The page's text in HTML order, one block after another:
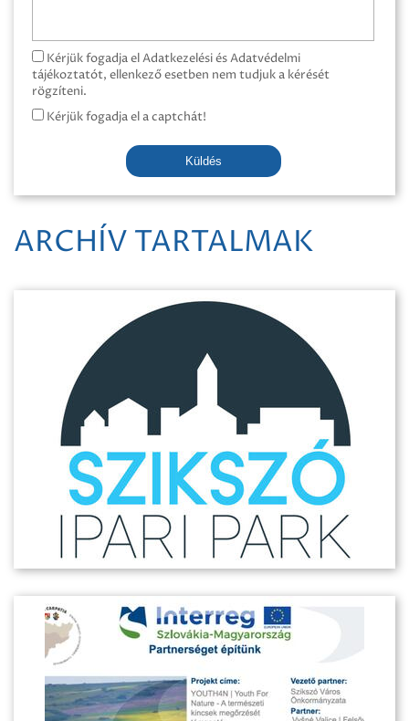
Kérjük fogadja el Adatkezelési és Adatvédelmi
tájékoztatót, ellenkező esetben nem tudjuk a kérését
rögzíteni.
Kérjük fogadja el a captchát!
Küldés
ARCHÍV TARTALMAK